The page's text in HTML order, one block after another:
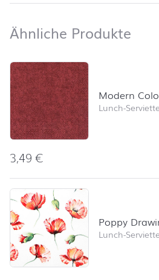
Ähnliche Produkte
Produktliste überspringen und
Modern
Lunch-
3,49€
Poppy
Lunch-